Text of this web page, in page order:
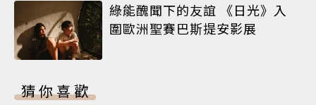
綠能醜聞下的友誼 《日光》入
圍歐洲聖賽巴斯提安影展
猜你喜歡